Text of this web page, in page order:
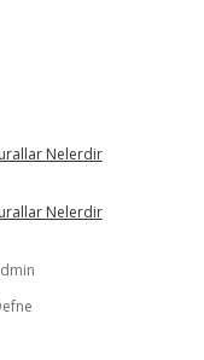
Nelerdir
Nelerdir